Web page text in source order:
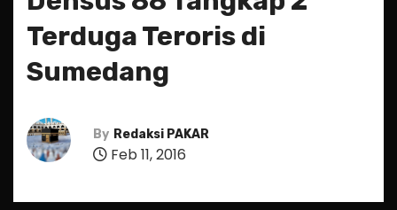
Terduga Teroris di
Sumedang
By Redaksi PAKAR
Feb 11, 2016